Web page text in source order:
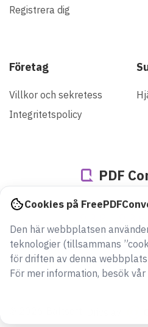
Registrera dig
Företag
Villkor och sekretess
Integritetspolicy
PDF
filer som
Cookies på
Den här webbplatsen
teknologier (tillsammans
för driften av denna
För mer information, besök